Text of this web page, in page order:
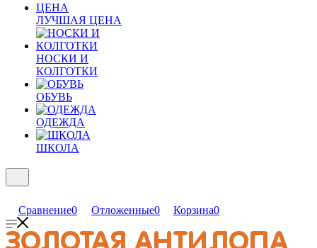
ЛУЧШАЯ ЦЕНА
НОСКИ И
КОЛГОТКИ
ОБУВЬ
ОДЕЖДА
ШКОЛА
Сравнение0 Отложенные0 Корзина0